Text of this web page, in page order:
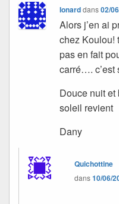
Ionarddans02/
Alors j’en ai
chez Koulou!
pas en fait
carré…. c’est
Douce nuit
soleil revient
Dany
Quichottine
dans10/06/